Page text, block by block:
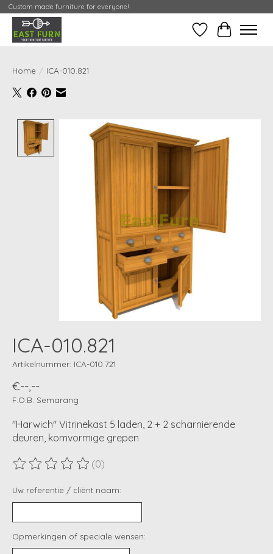
Custom made furniture for everyone!
Verlanglijst
Mijn
Home / ICA-010.821
Product image slideshow Items
ICA-010.821
Artikelnummer: ICA-010.721
€--,--
F.O.B. Semarang
"Harwich" Vitrinekast 5 laden, 2 + 2 scharnierende
deuren, komvormige grepen
De beoordeling van dit product is
(0)
Uw referentie / cliënt naam:
Opmerkingen of speciale wensen: